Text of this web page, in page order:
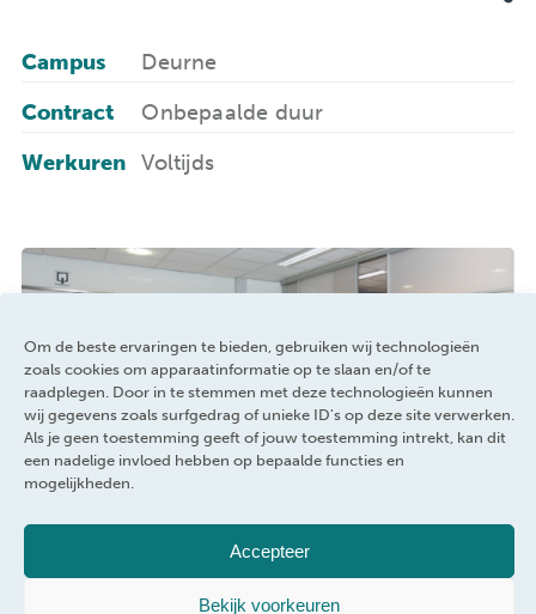
Om de beste ervaringen te bieden, gebruiken wij technologieën
zoals cookies om apparaatinformatie op te slaan en/of te
raadplegen. Door in te stemmen met deze technologieën kunnen
wij gegevens zoals surfgedrag of unieke ID's op deze site verwerken.
Als je geen toestemming geeft of jouw toestemming intrekt, kan dit
een nadelige invloed hebben op bepaalde functies en
mogelijkheden.
Accepteer
Bekijk voorkeuren
Campus
Deurne
Contract
Onbepaalde duur
Werkuren
Voltijds